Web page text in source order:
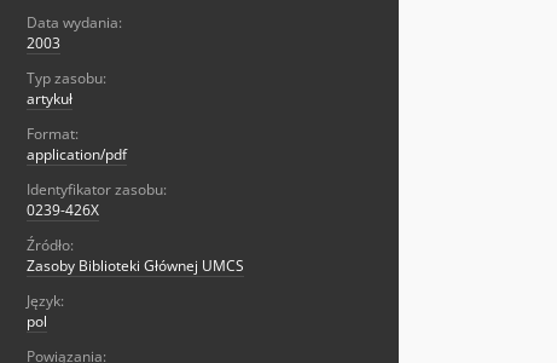
Data wydania:
2003
Typ zasobu:
artykuł
Format:
application/pdf
Identyfikator zasobu:
0239-426X
Źródło:
Zasoby Biblioteki Głównej UMCS
Język:
pol
Powiązania: